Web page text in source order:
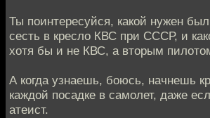
Ты поинтересуйся, какой нужен
сесть в кресло КВС при СССР, и
хотя бы и не КВС, а вторым
А когда узнаешь, боюсь, начнешь
каждой посадке в самолет, даже
атеист.